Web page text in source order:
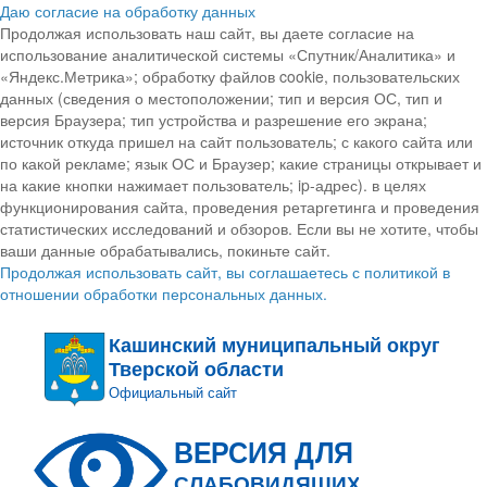
Даю согласие на обработку данных
Продолжая использовать наш сайт, вы даете согласие на
использование аналитической системы «Спутник/Аналитика» и
«Яндекс.Метрика»; обработку файлов cookie, пользовательских
данных (сведения о местоположении; тип и версия ОС, тип и
версия Браузера; тип устройства и разрешение его экрана;
источник откуда пришел на сайт пользователь; с какого сайта или
по какой рекламе; язык ОС и Браузер; какие страницы открывает и
на какие кнопки нажимает пользователь; ip-адрес). в целях
функционирования сайта, проведения ретаргетинга и проведения
статистических исследований и обзоров. Если вы не хотите, чтобы
ваши данные обрабатывались, покиньте сайт.
Продолжая использовать сайт, вы соглашаетесь с политикой в
отношении обработки персональных данных.